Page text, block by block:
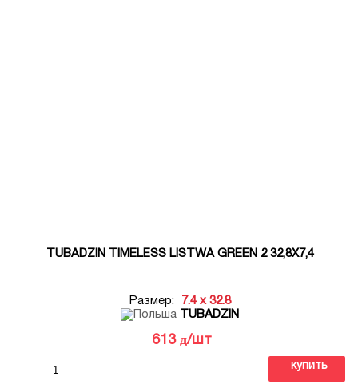
TUBADZIN TIMELESS LISTWA GREEN 2 32,8X7,4
Размер:
7.4 x 32.8
TUBADZIN
613 д/шт
купить